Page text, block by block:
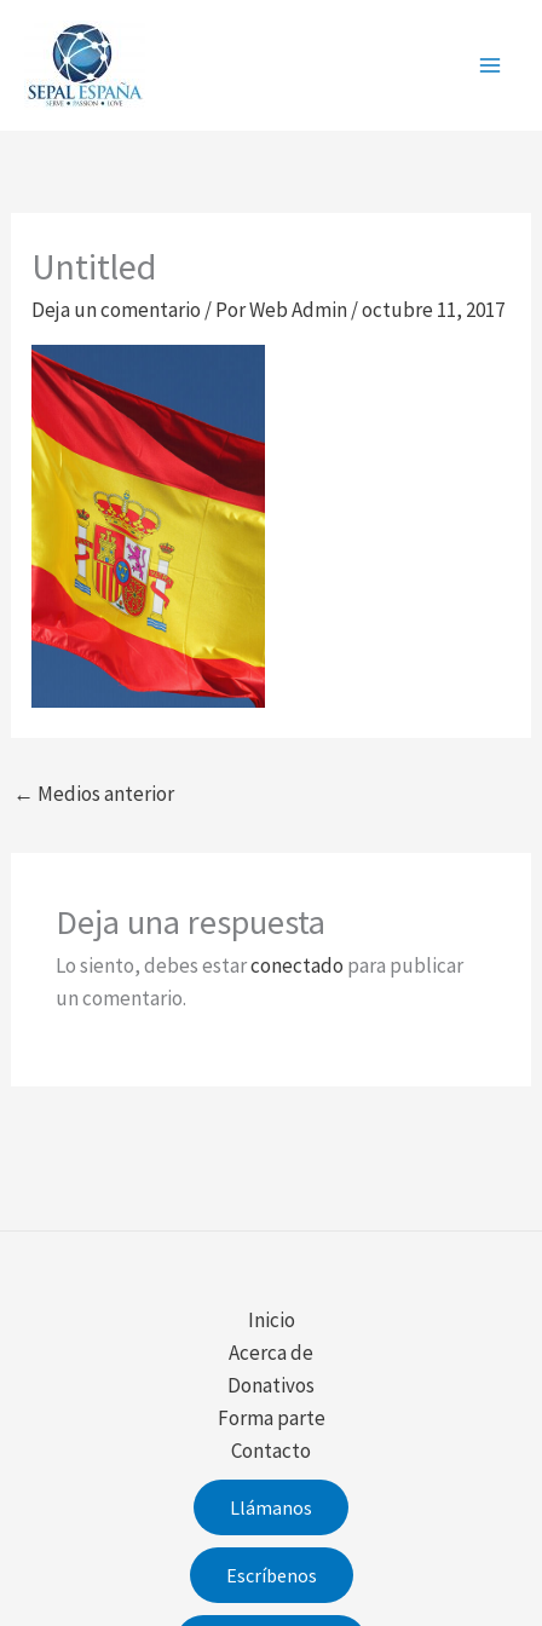
contenido
Untitled
Deja un comentario / PorWeb Admin/octubre 11, 2017
← Medios anterior
Deja una respuesta
Lo siento, debes estarconectado para publicar
un comentario.
Inicio
Acerca de
Donativos
Forma parte
Contacto
Llámanos
Escríbenos